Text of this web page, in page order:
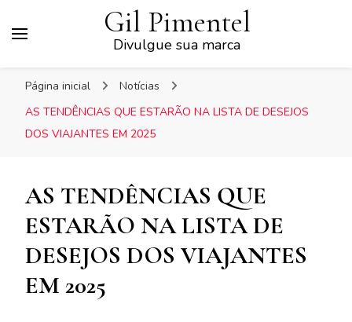
Gil Pimentel
Divulgue sua marca
Página inicial
Notícias
AS TENDÊNCIAS QUE ESTARÃO NA LISTA DE DESEJOS
DOS VIAJANTES EM 2025
AS TENDÊNCIAS QUE
ESTARÃO NA LISTA DE
DESEJOS DOS VIAJANTES
EM 2025